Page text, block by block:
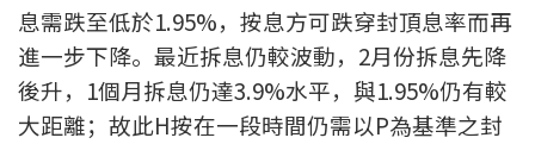
按揭百科
實時銀行資訊
息需跌至低於1.95%，按息方可跌穿封頂息率而再
進一步下降。最近拆息仍較波動，2月份拆息先降
後升，1個月拆息仍達3.9%水平，與1.95%仍有較
大距離；故此H按在一段時間仍需以P為基準之封